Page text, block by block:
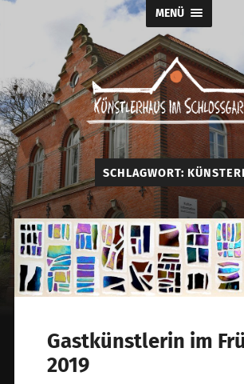
MENÜ
im
SCHLAGWORT:
Gastkünstlerin im
2019